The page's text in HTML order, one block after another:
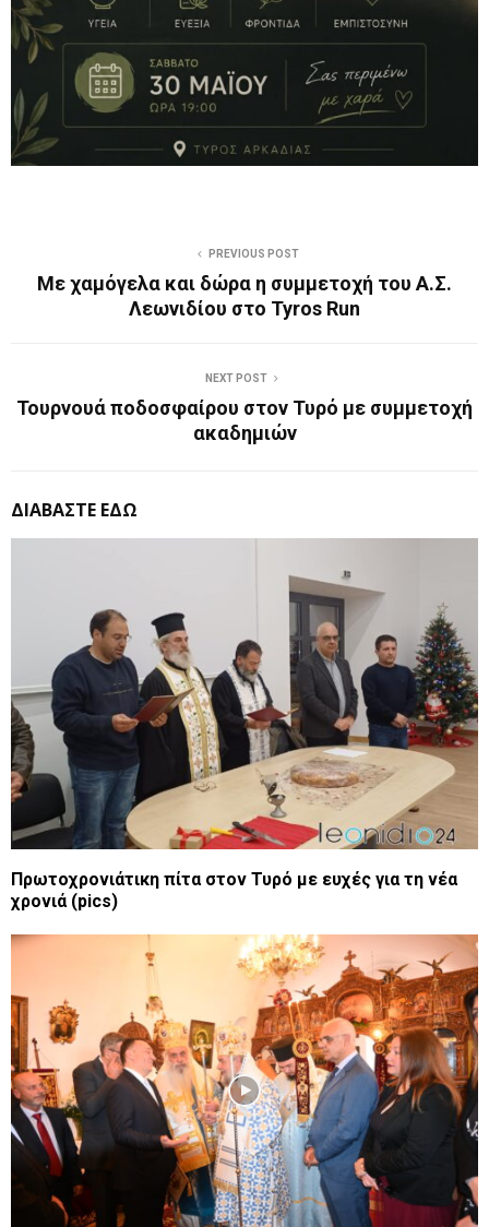
PREVIOUS POST
Με χαμόγελα και δώρα η συμμετοχή του Α.Σ.
Λεωνιδίου στο Tyros Run
NEXT POST
Τουρνουά ποδοσφαίρου στον Τυρό με συμμετοχή
ακαδημιών
ΔΙΑΒΑΣΤΕ ΕΔΩ
Πρωτοχρονιάτικη πίτα στον Τυρό με ευχές για τη νέα
χρονιά (pics)